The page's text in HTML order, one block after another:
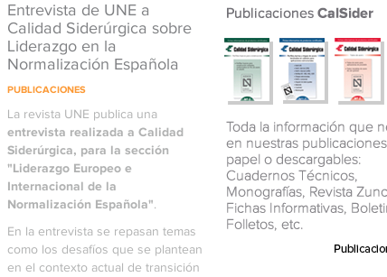
Entrevista de UNE a
Calidad Siderúrgica sobre
Liderazgo en la
Normalización Española
PUBLICACIONES
La revista UNE publica una
entrevista realizada a Calidad
Siderúrgica, para la sección
"Liderazgo Europeo e
Internacional de la
Normalización Española".
En la entrevista se repasan temas
como los desafíos que se plantean
en el contexto actual de transición